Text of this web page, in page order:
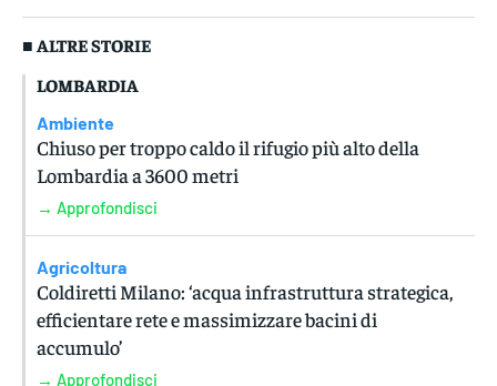
■ ALTRE STORIE
LOMBARDIA
Ambiente
Chiuso per troppo caldo il rifugio più alto della
Lombardia a 3600 metri
→ Approfondisci
Agricoltura
Coldiretti Milano: ‘acqua infrastruttura strategica,
efficientare rete e massimizzare bacini di
accumulo’
→ Approfondisci